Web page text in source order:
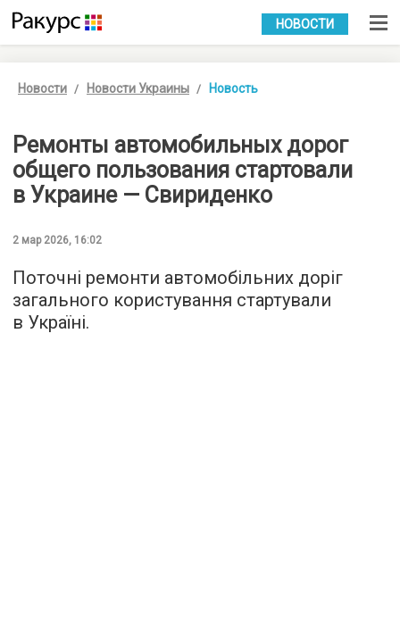
УКР РУС
НОВОСТИ
Новости Новости Украины Новость
Ремонты автомобильных дорог
общего пользования стартовали
в Украине — Свириденко
2 мар 2026, 16:02
Поточні ремонти автомобільних доріг
загального користування стартували
в Україні.